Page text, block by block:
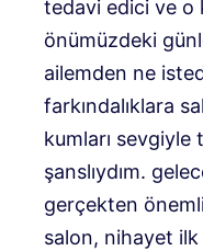
tedavi edici ve o
önümüzdeki
ailemden ne
farkındalıklara
kumları sevgiyle
şanslıydım.
gerçekten
salon, nihayet